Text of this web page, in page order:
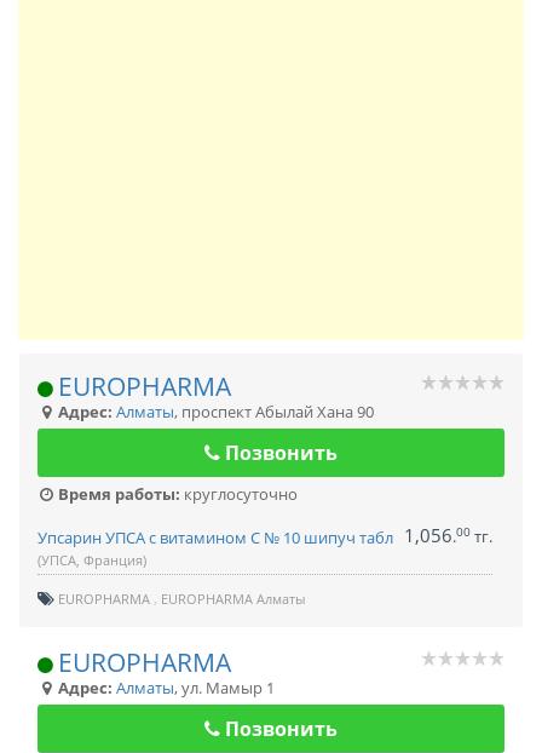
EUROPHARMA
Адрес: Алматы, проспект Абылай Хана 90
Позвонить
Время работы: круглосуточно
Упсарин УПСА с витамином С № 10 шипуч табл
(УПСА, Франция)
1,056.00 тг.
EUROPHARMA EUROPHARMA Алматы
EUROPHARMA
Адрес: Алматы,ул. Мамыр 1
Позвонить